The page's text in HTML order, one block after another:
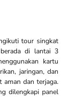
tour singkat
di lantai 3
kartu
jaringan, dan
dan terjaga.
dilengkapi panel